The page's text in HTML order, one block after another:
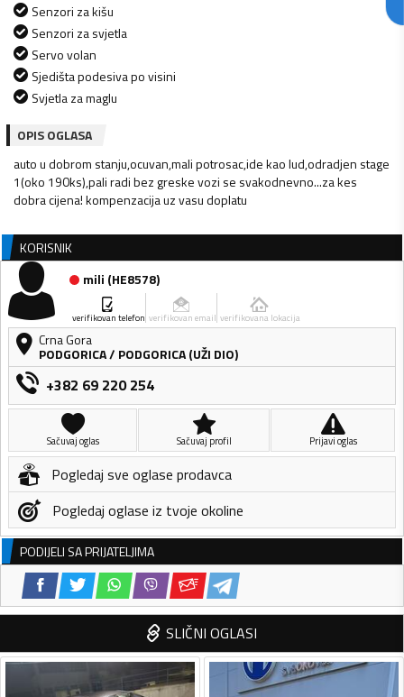
Senzori za kišu
Senzori za svjetla
Servo volan
Sjedišta podesiva po visini
Svjetla za maglu
OPIS OGLASA
auto u dobrom stanju,ocuvan,mali potrosac,ide kao lud,odradjen stage
1(oko 190ks),pali radi bez greske vozi se svakodnevno...za kes
dobra cijena! kompenzacija uz vasu doplatu
KORISNIK
mili (HE8578)
verifikovan telefon verifikovan email verifikovana lokacija
Crna Gora
PODGORICA/ PODGORICA (UŽI DIO)
+382 69 220 254
Sačuvaj oglas Sačuvaj profil Prijavi oglas
Pogledaj sve oglase prodavca
Pogledaj oglase iz tvoje okoline
PODIJELI SA PRIJATELJIMA
SLIČNI OGLASI